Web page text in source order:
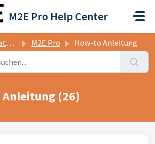
Inhalt gehen
M2E Pro Help Center
M2E Pro How-to Anleitung
(26)